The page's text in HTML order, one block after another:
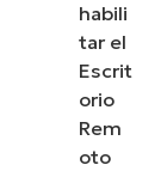
habili
tar el
Escrit
orio
Rem
oto